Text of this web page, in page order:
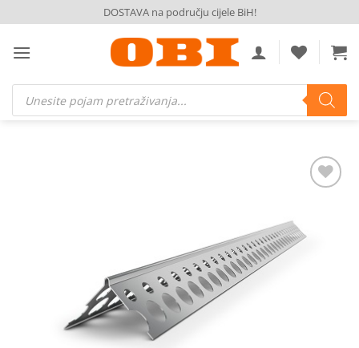
to
content
DOSTAVA na području cijele BiH!
Products
search